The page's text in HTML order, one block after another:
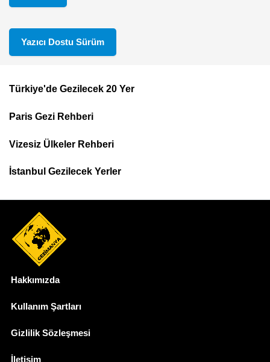
Yazıcı Dostu Sürüm
Top
Menu
Türkiye'de Gezilecek 20 Yer
Paris Gezi Rehberi
Vizesiz Ülkeler Rehberi
İstanbul Gezilecek Yerler
Hakkımızda
Kullanım Şartları
Gizlilik Sözleşmesi
İletişim